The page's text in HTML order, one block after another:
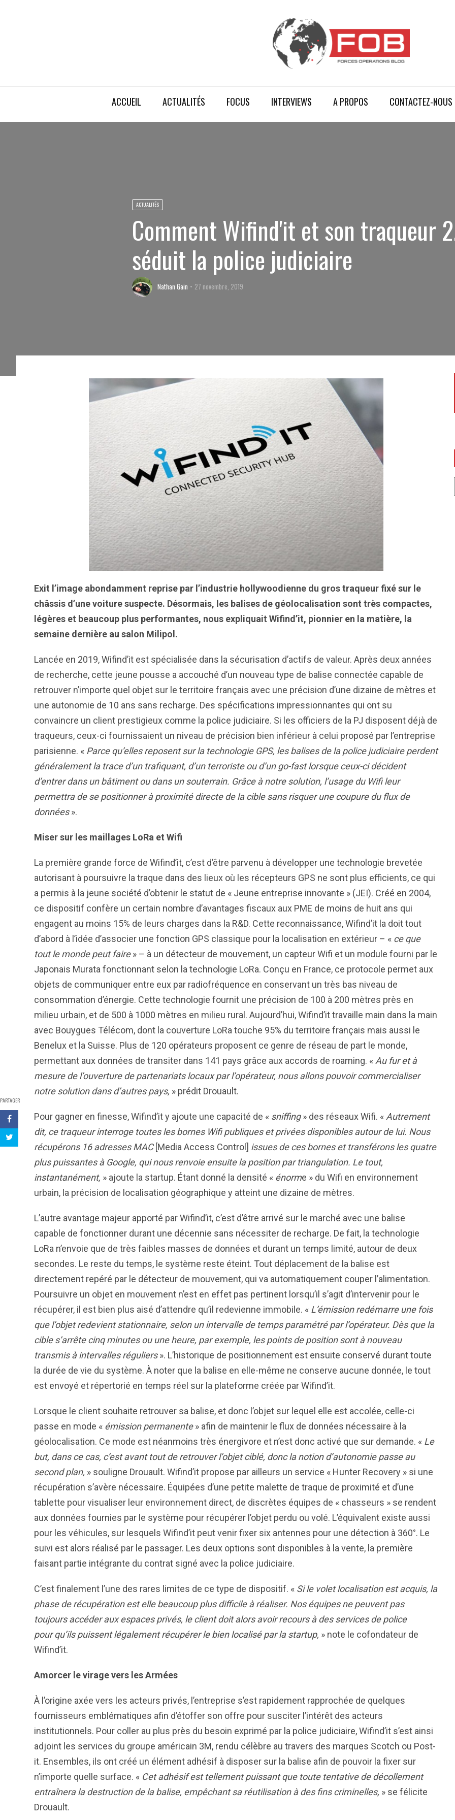
ACCUEIL ACTUALITÉS FOCUS INTERVIEWS A PROPOS CONTACTEZ-NOUS
ACTUALITÉS
Comment Wifind'it et son traqueur
séduit la police judiciaire
Nathan Gain 27 novembre, 2019
PARTAGER
Exit l’image abondamment reprise par l’industrie hollywoodienne du gros traqueur fixé sur le
châssis d’une voiture suspecte. Désormais, les balises de géolocalisation sont très compactes,
légères et beaucoup plus performantes, nous expliquait Wifind’it, pionnier en la matière, la
semaine dernière au salon Milipol.
Lancée en 2019, Wifind’it est spécialisée dans la sécurisation d’actifs de valeur. Après deux années
de recherche, cette jeune pousse a accouché d’un nouveau type de balise connectée capable de
retrouver n’importe quel objet sur le territoire français avec une précision d’une dizaine de mètres et
une autonomie de 10 ans sans recharge. Des spécifications impressionnantes qui ont su
convaincre un client prestigieux comme la police judiciaire. Si les officiers de la PJ disposent déjà de
traqueurs, ceux-ci fournissaient un niveau de précision bien inférieur à celui proposé par l’entreprise
parisienne. « Parce qu’elles reposent sur la technologie GPS, les balises de la police judiciaire perdent
généralement la trace d’un trafiquant, d’un terroriste ou d’un go-fast lorsque ceux-ci décident
d’entrer dans un bâtiment ou dans un souterrain. Grâce à notre solution, l’usage du Wifi leur
permettra de se positionner à proximité directe de la cible sans risquer une coupure du flux de
données».
Miser sur les maillages LoRa et Wifi
La première grande force de Wifind’it, c’est d’être parvenu à développer une technologie brevetée
autorisant à poursuivre la traque dans des lieux où les récepteurs GPS ne sont plus efficients, ce qui
a permis à la jeune société d’obtenir le statut de « Jeune entreprise innovante » (JEI). Créé en 2004,
ce dispositif confère un certain nombre d’avantages fiscaux aux PME de moins de huit ans qui
engagent au moins 15% de leurs charges dans la R&D. Cette reconnaissance, Wifind’it la doit tout
d’abord à l’idée d’associer une fonction GPS classique pour la localisation en extérieur – « ce que
tout le monde peut faire» – à un détecteur de mouvement, un capteur Wifi et un module fourni par le
Japonais Murata fonctionnant selon la technologie LoRa. Conçu en France, ce protocole permet aux
objets de communiquer entre eux par radiofréquence en conservant un très bas niveau de
consommation d’énergie. Cette technologie fournit une précision de 100 à 200 mètres près en
milieu urbain, et de 500 à 1000 mètres en milieu rural. Aujourd’hui, Wifind’it travaille main dans la main
avec Bouygues Télécom, dont la couverture LoRa touche 95% du territoire français mais aussi le
Benelux et la Suisse. Plus de 120 opérateurs proposent ce genre de réseau de part le monde,
permettant aux données de transiter dans 141 pays grâce aux accords de roaming. « Au fur et à
mesure de l’ouverture de partenariats locaux par l’opérateur, nous allons pouvoir commercialiser
notre solution dans d’autres pays, » prédit Drouault.
Pour gagner en finesse, Wifind’it y ajoute une capacité de « sniffing» des réseaux Wifi. « Autrement
dit, ce traqueur interroge toutes les bornes Wifi publiques et privées disponibles autour de lui. Nous
récupérons 16 adresses MAC[Media Access Control] issues de ces bornes et transférons les quatre
plus puissantes à Google, qui nous renvoie ensuite la position par triangulation. Le tout,
instantanément, » ajoute la startup. Étant donné la densité « énorme » du Wifi en environnement
urbain, la précision de localisation géographique y atteint une dizaine de mètres.
L’autre avantage majeur apporté par Wifind’it, c’est d’être arrivé sur le marché avec une balise
capable de fonctionner durant une décennie sans nécessiter de recharge. De fait, la technologie
LoRa n’envoie que de très faibles masses de données et durant un temps limité, autour de deux
secondes. Le reste du temps, le système reste éteint. Tout déplacement de la balise est
directement repéré par le détecteur de mouvement, qui va automatiquement couper l’alimentation.
Poursuivre un objet en mouvement n’est en effet pas pertinent lorsqu’il s’agit d’intervenir pour le
récupérer, il est bien plus aisé d’attendre qu’il redevienne immobile. « L’émission redémarre une fois
que l’objet redevient stationnaire, selon un intervalle de temps paramétré par l’opérateur. Dès que la
cible s’arrête cinq minutes ou une heure, par exemple, les points de position sont à nouveau
transmis à intervalles réguliers». L’historique de positionnement est ensuite conservé durant toute
la durée de vie du système. À noter que la balise en elle-même ne conserve aucune donnée, le tout
est envoyé et répertorié en temps réel sur la plateforme créée par Wifind’it.
Lorsque le client souhaite retrouver sa balise, et donc l’objet sur lequel elle est accolée, celle-ci
passe en mode « émission permanente» afin de maintenir le flux de données nécessaire à la
géolocalisation. Ce mode est néanmoins très énergivore et n’est donc activé que sur demande. « Le
but, dans ce cas, c’est avant tout de retrouver l’objet ciblé, donc la notion d’autonomie passe au
second plan, » souligne Drouault. Wifind’it propose par ailleurs un service « Hunter Recovery » si une
récupération s’avère nécessaire. Équipées d’une petite malette de traque de proximité et d’une
tablette pour visualiser leur environnement direct, de discrètes équipes de « chasseurs » se rendent
aux données fournies par le système pour récupérer l’objet perdu ou volé. L’équivalent existe aussi
pour les véhicules, sur lesquels Wifind’it peut venir fixer six antennes pour une détection à 360°. Le
suivi est alors réalisé par le passager. Les deux options sont disponibles à la vente, la première
faisant partie intégrante du contrat signé avec la police judiciaire.
C’est finalement l’une des rares limites de ce type de dispositif. « Si le volet localisation est acquis, la
phase de récupération est elle beaucoup plus difficile à réaliser. Nos équipes ne peuvent pas
toujours accéder aux espaces privés, le client doit alors avoir recours à des services de police
pour qu’ils puissent légalement récupérer le bien localisé par la startup, » note le cofondateur de
Wifind’it.
Amorcer le virage vers les Armées
À l’origine axée vers les acteurs privés, l’entreprise s’est rapidement rapprochée de quelques
fournisseurs emblématiques afin d’étoffer son offre pour susciter l’intérêt des acteurs
institutionnels. Pour coller au plus près du besoin exprimé par la police judiciaire, Wifind’it s’est ainsi
adjoint les services du groupe américain 3M, rendu célèbre au travers des marques Scotch ou Post-
it. Ensembles, ils ont créé un élément adhésif à disposer sur la balise afin de pouvoir la fixer sur
n’importe quelle surface. « Cet adhésif est tellement puissant que toute tentative de décollement
entraînera la destruction de la balise, empêchant sa réutilisation à des fins criminelles, » se félicite
Drouault.